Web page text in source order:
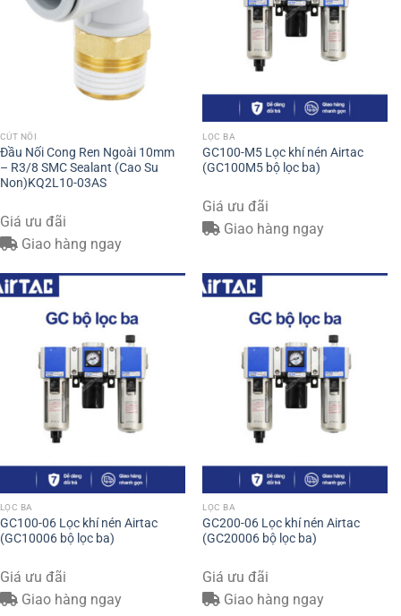
CÚT NỐI
Đầu Nối Cong Ren Ngoài 10mm
– R3/8 SMC Sealant (Cao Su
Non)KQ2L10-03AS
Giá ưu đãi
Giao hàng ngay
LỌC BA
GC100-M5 Lọc khí nén Airtac
(GC100M5 bộ lọc ba)
Giá ưu đãi
Giao hàng ngay
LỌC BA
GC100-06 Lọc khí nén Airtac
(GC10006 bộ lọc ba)
Giá ưu đãi
Giao hàng ngay
LỌC BA
GC200-06 Lọc khí nén Airtac
(GC20006 bộ lọc ba)
Giá ưu đãi
Giao hàng ngay